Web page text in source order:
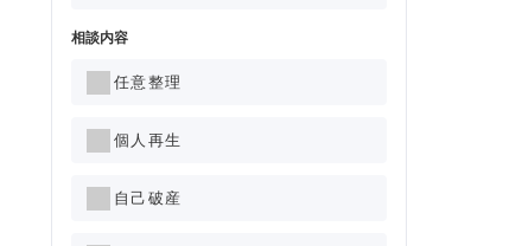
相談内容
任意整理
個人再生
自己破産